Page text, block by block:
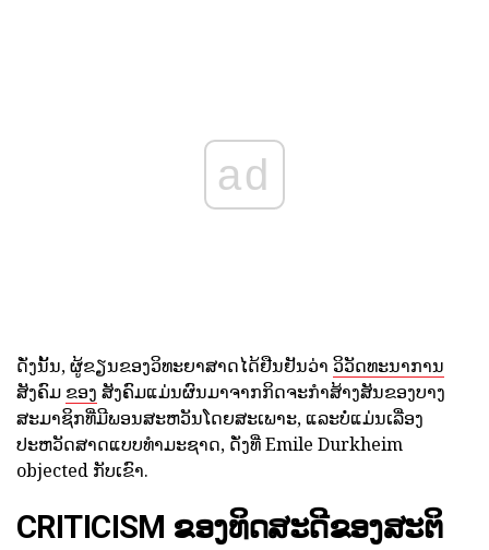
ad
ດັ່ງນັ້ນ, ຜູ້ຂຽນຂອງວິທະຍາສາດໄດ້ຢືນຢັນວ່າ ວິວັດທະນາການ
ສັງຄົມ ຂອງ ສັງຄົມແມ່ນຜົນມາຈາກກິດຈະກໍາສ້າງສັນຂອງບາງ
ສະມາຊິກທີ່ມີພອນສະຫວັນໂດຍສະເພາະ, ແລະບໍ່ແມ່ນເລື່ອງ
ປະຫວັດສາດແບບທໍາມະຊາດ, ດັ່ງທີ່ Emile Durkheim
objected ກັບເຂົາ.
CRITICISM ຂອງທິດສະດີຂອງສະຕິ